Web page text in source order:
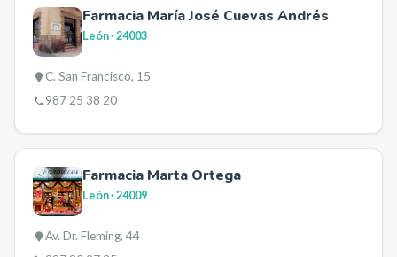
Farmacia María José Cuevas Andrés
León· 24003
C. San Francisco, 15
987 25 38 20
Farmacia Marta Ortega
León· 24009
Av. Dr. Fleming, 44